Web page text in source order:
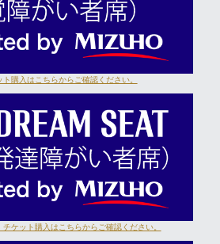
購入はこちらからご確認ください。
ケット購入はこちらからご確認ください。